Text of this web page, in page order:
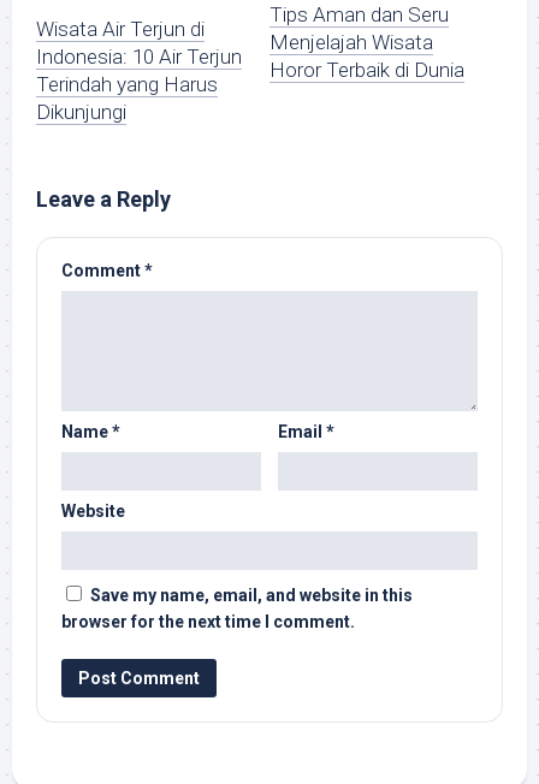
Wisata Air Terjun di
Indonesia: 10 Air Terjun
Terindah yang Harus
Dikunjungi
Tips Aman dan Seru
Menjelajah Wisata
Horor Terbaik di Dunia
Leave a Reply
Comment*
Name* Email *
Website
Save my name, email, and website in this
browser for the next time I comment.